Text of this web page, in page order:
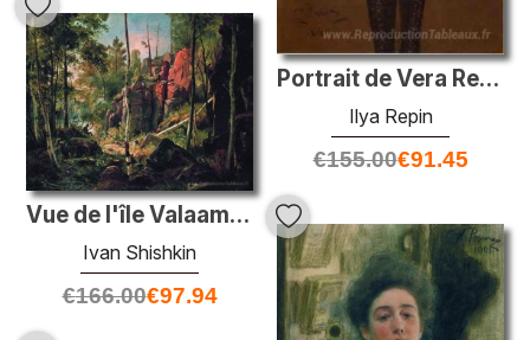
Portrait de Vera Repinahe, la fille de l'artiste
Ilya Repin
€155.00€91.45
Vue de l'île Valaam. Kukko
Ivan Shishkin
€166.00€97.94